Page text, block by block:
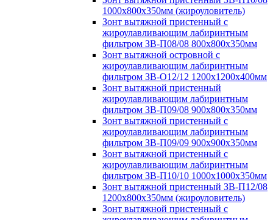
1000х800х350мм (жироуловитель)
Зонт вытяжной пристенный с
жироулавливающим лабиринтным
фильтром ЗВ-П08/08 800х800х350мм
Зонт вытяжной островной с
жироулавливающим лабиринтным
фильтром ЗВ-О12/12 1200х1200х400мм
Зонт вытяжной пристенный
жироулавливающим лабиринтным
фильтром ЗВ-П09/08 900х800х350мм
Зонт вытяжной пристенный с
жироулавливающим лабиринтным
фильтром ЗВ-П09/09 900х900х350мм
Зонт вытяжной пристенный с
жироулавливающим лабиринтным
фильтром ЗВ-П10/10 1000х1000х350мм
Зонт вытяжной пристенный ЗВ-П12/08
1200х800х350мм (жироуловитель)
Зонт вытяжной пристенный с